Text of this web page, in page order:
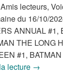
lecteurs,
du 16/10/
ANNUAL #1,
THE LONG
#1,
lecture Sorties
→